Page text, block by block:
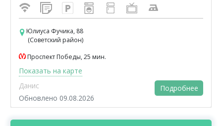
Юлиуса Фучика, 88
(Советский район)
Проспект Победы, 25 мин.
Показать на карте
Данис
Обновлено 09.08.2026
Подробнее